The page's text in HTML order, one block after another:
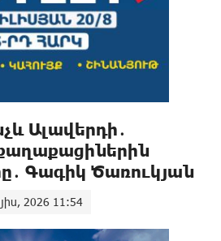
Ալավերդի․
Գագիկ Ծառուկյան
2026 11:54